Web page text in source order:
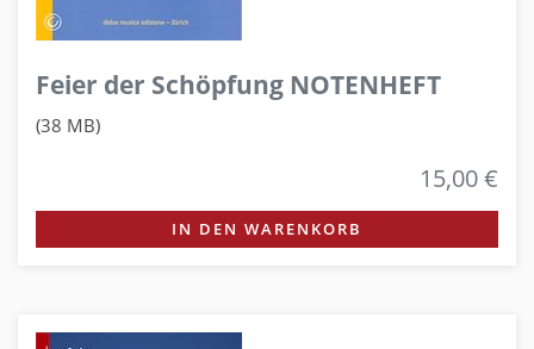
Feier der Schöpfung NOTENHEFT
(38 MB)
15,00 €
IN DEN WARENKORB